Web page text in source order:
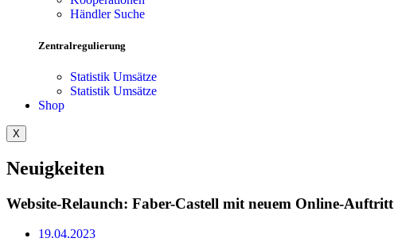
Händler Suche
Zentralregulierung
Statistik Umsätze
Statistik Umsätze
Shop
X
Neuigkeiten
Website-Relaunch: Faber-Castell mit neuem Online-Auftritt
19.04.2023